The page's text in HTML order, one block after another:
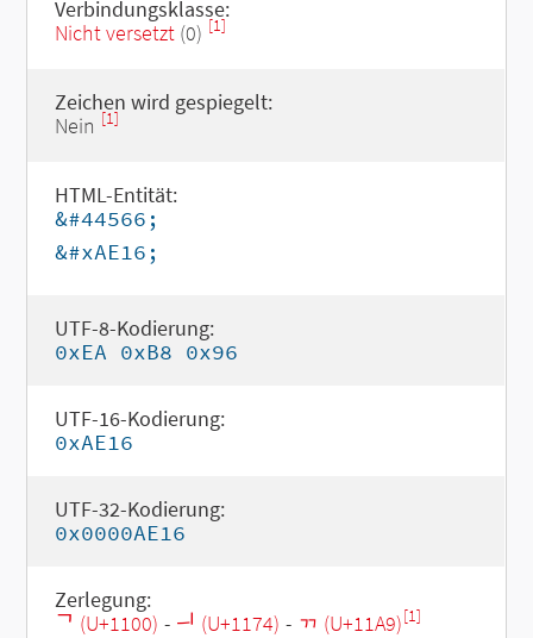
Verbindungsklasse:
Nicht versetzt(0) [1]
Zeichen wird gespiegelt:
Nein [1]
HTML-Entität:
&#44566;
&#xAE16;
UTF-8-Kodierung:
0xEA 0xB8 0x96
UTF-16-Kodierung:
0xAE16
UTF-32-Kodierung:
0x0000AE16
Zerlegung:
ᄀ (U+1100) - ᅴ (U+1174) - ᆩ (U+11A9)[1]